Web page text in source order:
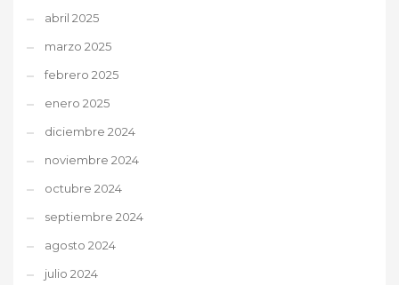
abril 2025
marzo 2025
febrero 2025
enero 2025
diciembre 2024
noviembre 2024
octubre 2024
septiembre 2024
agosto 2024
julio 2024